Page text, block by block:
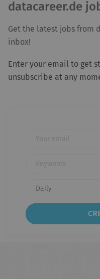
datacareer.de
Get the latest jobs from
inbox!
Enter your email to get
unsubscribe at any